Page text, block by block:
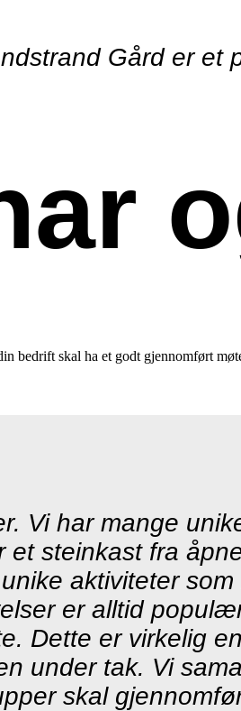
Gård er et
bedrift skal ha et godt gjennomført
Vi har mange
steinkast fra
aktiviteter
er alltid
Dette er virkelig
under tak. Vi
skal